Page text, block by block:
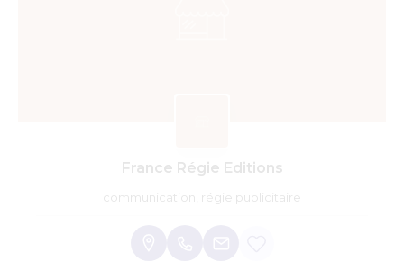
France Régie Editions
communication, régie publicitaire